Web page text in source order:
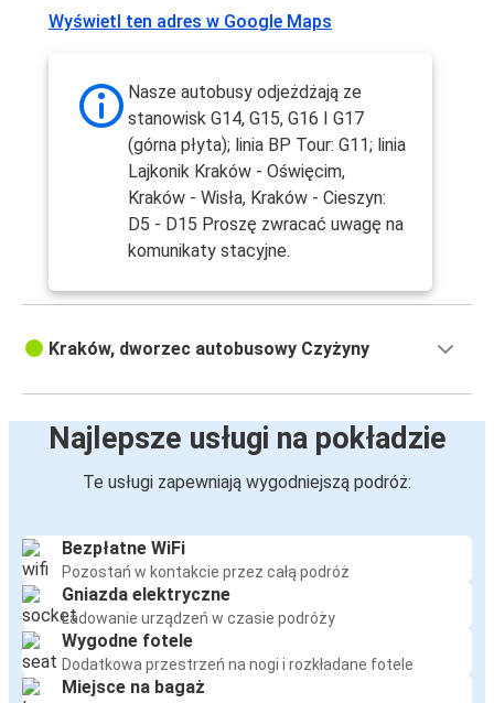
Wyświetl ten adres w Google Maps
Nasze autobusy odjeżdżają ze
stanowisk G14, G15, G16 I G17
(górna płyta); linia BP Tour: G11; linia
Lajkonik Kraków - Oświęcim,
Kraków - Wisła, Kraków - Cieszyn:
D5 - D15 Proszę zwracać uwagę na
komunikaty stacyjne.
Kraków, dworzec autobusowy Czyżyny
Najlepsze usługi na pokładzie
Te usługi zapewniają wygodniejszą podróż:
Bezpłatne WiFi
Pozostań w kontakcie przez całą podróż
Gniazda elektryczne
Ładowanie urządzeń w czasie podróży
Wygodne fotele
Dodatkowa przestrzeń na nogi i rozkładane fotele
Miejsce na bagaż